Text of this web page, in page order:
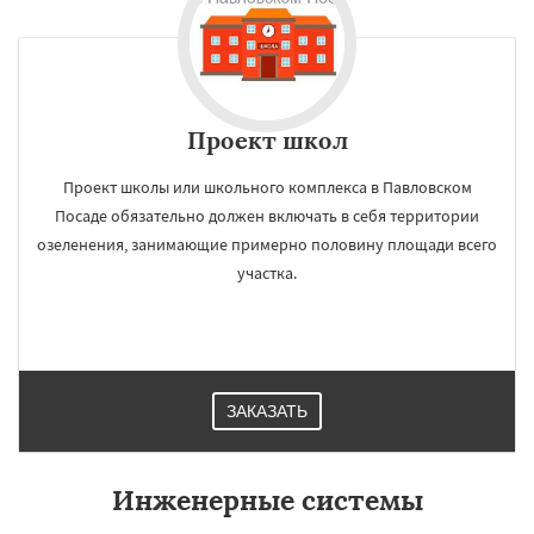
Проект школ
Проект школы или школьного комплекса в Павловском
Посаде обязательно должен включать в себя территории
озеленения, занимающие примерно половину площади всего
участка.
ЗАКАЗАТЬ
Инженерные системы